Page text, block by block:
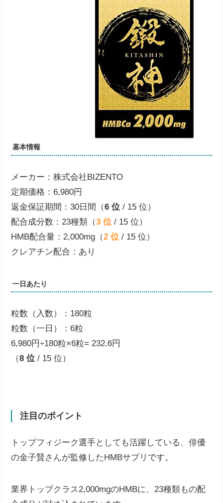
基本情報
メーカー：株式会社BIZENTO
定期価格：6,980円
返金保証期間：30日間（6 位 / 15 位）
配合成分数：23種類（3 位 / 15 位）
HMB配合量：2,000mg（2 位 / 15 位）
クレアチン配合： あり
一日あたり
粒数（入数）：180粒
粒数（一日）：6粒
6,980円÷180粒×6粒=232.6円
（8 位 / 15 位）
注目のポイント
トップフィジーク選手としても活躍している、俳優
の金子賢さんが監修したHMBサプリです。
業界トップクラス2,000mgのHMBに、23種類もの配